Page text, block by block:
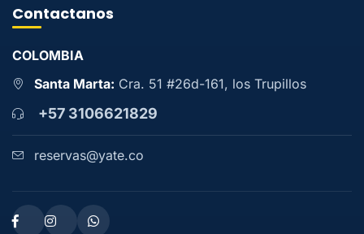
Contactanos
COLOMBIA
Santa Marta: Cra. 51 #26d-161, los Trupillos
+57 3106621829
reservas@yate.co